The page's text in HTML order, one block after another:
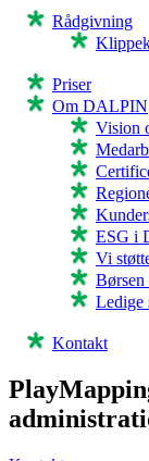
Rådgivning
Priser
Om DALPIN
Vision
ESG i
Vi
Børsen
Ledige
Kontakt